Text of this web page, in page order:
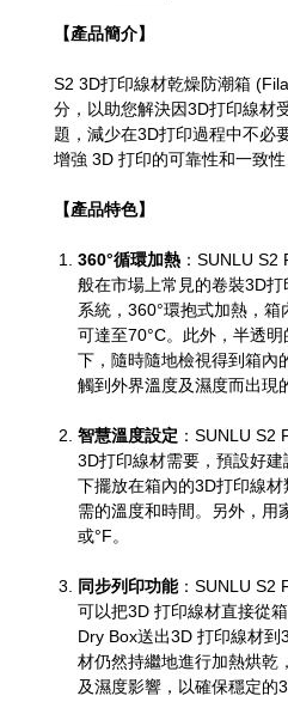
【產品簡介】
S2 3D打印線材乾燥防潮箱
分，以助您解決因3D打印線材
題，減少在3D打印過程中不必
增強 3D 打印的可靠性和一致
【產品特色】
360°循環加熱 ：SUNLU
般在市場上常見的卷裝3D
系統，360°環抱式加熱，
可達至70°C。此外，半透
下，隨時隨地檢視得到箱內
觸到外界溫度及濕度而出現
智慧溫度設定 ：SUNLU S2
3D打印線材需要，預設好
下擺放在箱內的3D打印線
需的溫度和時間。另外，用
或°F。
同步列印功能：SUNLU S2
可以把3D 打印線材直接從
Dry Box送出3D 打印線材
材仍然持繼地進行加熱烘乾
及濕度影響，以確保穩定的